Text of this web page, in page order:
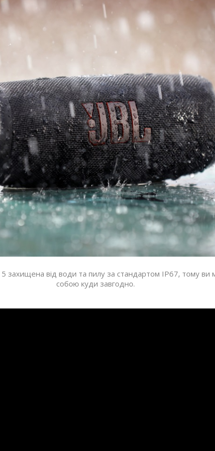
5 захищена від води та пилу за стандартом IP67, тому ви
собою куди завгодно.